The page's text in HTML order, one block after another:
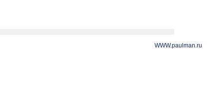
WWW.paulman.ru